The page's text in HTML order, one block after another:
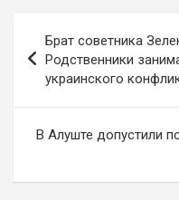
по
записям
Брат советника
Родственники
украинского
В Алуште допустили